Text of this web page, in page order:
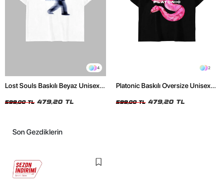
4
Lost Souls Baskılı Beyaz Unisex
599,00 TL 479,20 TL
2
Platonic Baskılı Oversize Unisex
599,00 TL 479,20 TL
Son Gezdiklerin